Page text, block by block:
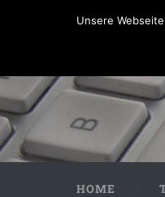
HOME
Unsere